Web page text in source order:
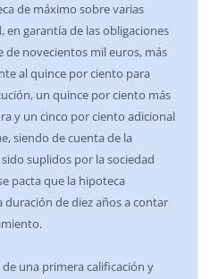
de máximo sobre varias
en garantía de las obligaciones
de novecientos mil euros, más
al quince por ciento para
un quince por ciento más
y un cinco por ciento adicional
siendo de cuenta de la
suplidos por la sociedad
pacta que la hipoteca
de diez años a contar
una primera calificación y